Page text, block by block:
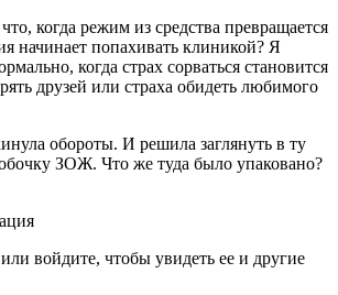
когда режим из средства превращается
начинает попахивать клиникой? Я
когда страх сорваться становится
друзей или страха обидеть любимого
обороты. И решила заглянуть в ту
ЗОЖ. Что же туда было упаковано?
войдите, чтобы увидеть ее и другие